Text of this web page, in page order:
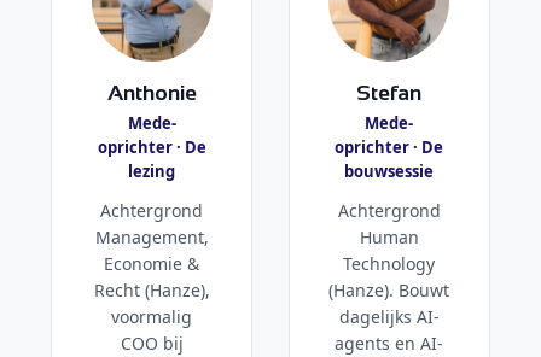
Anthonie
Mede-
oprichter · De
lezing
Achtergrond
Management,
Economie &
Recht (Hanze),
voormalig
COO bij
Stefan
Mede-
oprichter · De
bouwsessie
Achtergrond
Human
Technology
(Hanze). Bouwt
dagelijks AI-
agents en AI-